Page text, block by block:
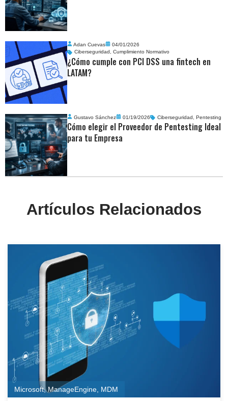
Adan Cuevas
04/01/2026
Ciberseguridad ,Cumplimiento Normativo
¿Cómo cumple con PCI DSS una fintech en
LATAM?
Gustavo Sánchez 01/19/2026 Ciberseguridad ,Pentesting
Cómo elegir el Proveedor de Pentesting Ideal
para tu Empresa
Artículos Relacionados
Microsoft,ManageEngine MDM